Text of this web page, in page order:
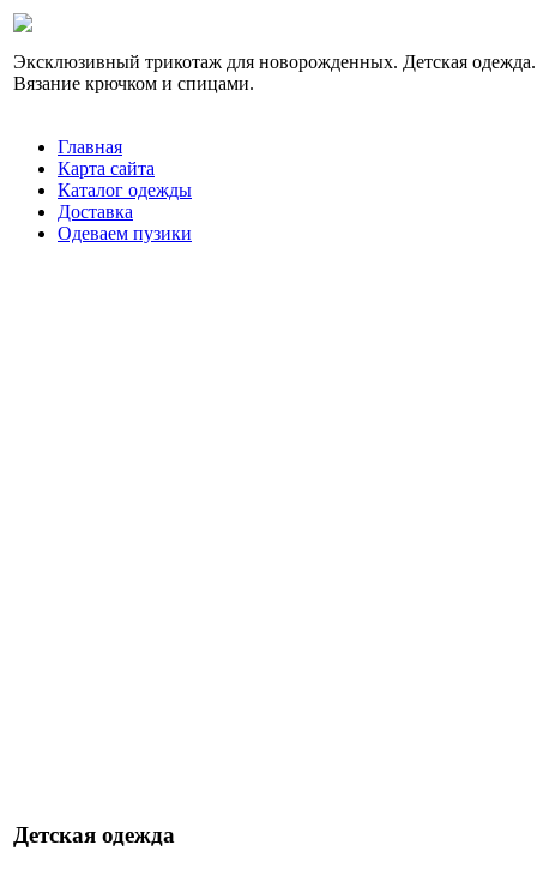
Эксклюзивный трикотаж для новорожденных. Детская одежда.
Вязание крючком и спицами.
Главная
Карта сайта
Каталог одежды
Доставка
Одеваем пузики
Детская одежда